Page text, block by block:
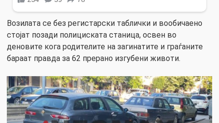
Возилата се без регистарски таблички и вообичаено
стојат позади полициската станица, освен во
деновите кога родителите на загинатите и граѓаните
бараат правда за 62 прерано изгубени животи.